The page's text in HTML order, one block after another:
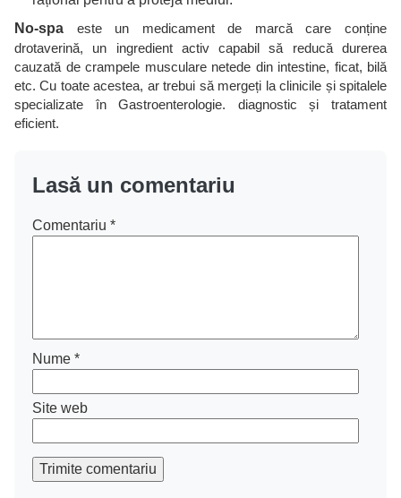
No-spa este un medicament de marcă care conține
drotaverină, un ingredient activ capabil să reducă durerea
cauzată de crampele musculare netede din intestine, ficat, bilă
etc. Cu toate acestea, ar trebui să mergeți la clinicile și spitalele
specializate în Gastroenterologie. diagnostic și tratament
eficient.
Lasă un comentariu
Comentariu *
Nume *
Site web
Trimite comentariu